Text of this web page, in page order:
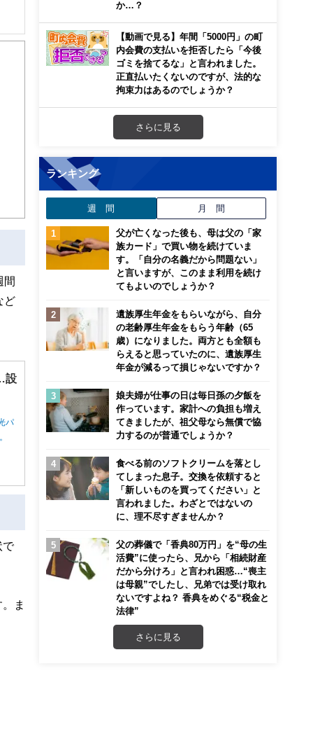
間
ど
設
パ
で
ま
か…？
【動画で見る】年間「5000円」の町
内会費の支払いを拒否したら「今後
ゴミを捨てるな」と言われました。
正直払いたくないのですが、法的な
拘束力はあるのでしょうか？
さらに見る
ランキング
週 間 月 間
父が亡くなった後も、母は父の「家
族カード」で買い物を続けていま
す。「自分の名義だから問題ない」
と言いますが、このまま利用を続け
てもよいのでしょうか？
遺族厚生年金をもらいながら、自分
の老齢厚生年金をもらう年齢（65
歳）になりました。両方とも全額も
らえると思っていたのに、遺族厚生
年金が減るって損じゃないですか？
娘夫婦が仕事の日は毎日孫の夕飯を
作っています。家計への負担も増え
てきましたが、祖父母なら無償で協
力するのが普通でしょうか？
食べる前のソフトクリームを落とし
てしまった息子。交換を依頼すると
「新しいものを買ってください」と
言われました。わざとではないの
に、理不尽すぎませんか？
父の葬儀で「香典80万円」を“母の生
活費”に使ったら、兄から「相続財産
だから分けろ」と言われ困惑…“喪主
は母親”でしたし、兄弟では受け取れ
ないですよね？ 香典をめぐる“税金と
法律”
さらに見る